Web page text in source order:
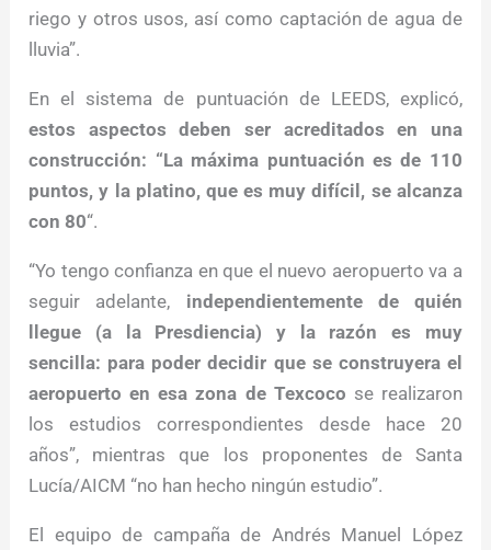
riego y otros usos, así como captación de agua de
lluvia”.
En el sistema de puntuación de LEEDS, explicó,
estos aspectos deben ser acreditados en una
construcción: “La máxima puntuación es de 110
puntos, y la platino, que es muy difícil, se alcanza
con 80“.
“Yo tengo confianza en que el nuevo aeropuerto va a
seguir adelante, independientemente de quién
llegue (a la Presdiencia) y la razón es muy
sencilla: para poder decidir que se construyera el
aeropuerto en esa zona de Texcoco se realizaron
los estudios correspondientes desde hace 20
años”, mientras que los proponentes de Santa
Lucía/AICM “no han hecho ningún estudio”.
El equipo de campaña de Andrés Manuel López